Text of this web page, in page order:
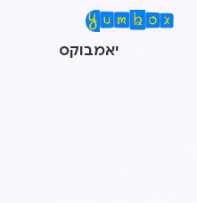
יאמבוקס